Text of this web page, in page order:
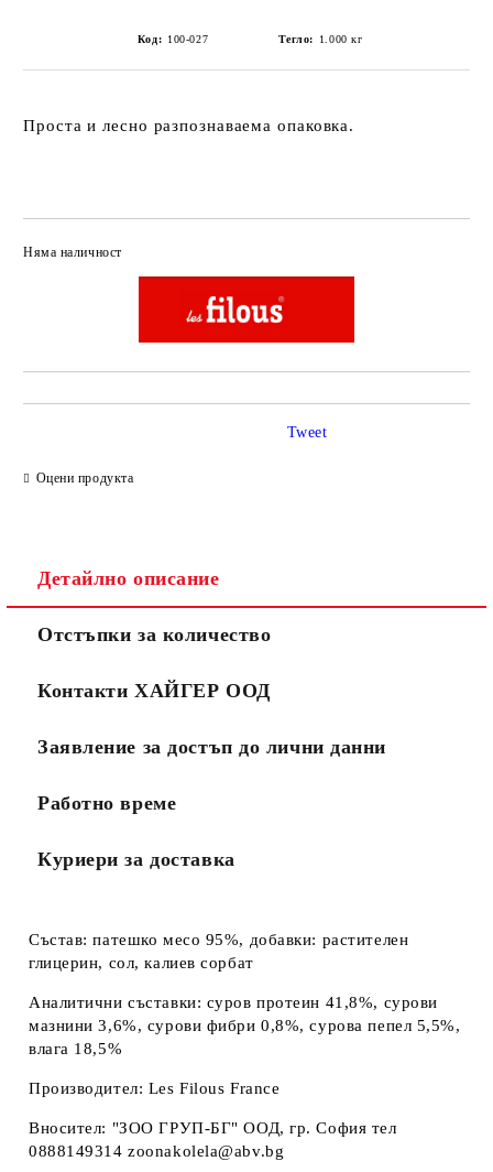
Код: 100-027 Тегло: 1.000 кг
Проста и лесно разпознаваема опаковка.
Няма наличност
Оцени продукта
Tweet
Детайлно описание
Отстъпки за количество
Контакти ХАЙГЕР ООД
Заявление за достъп до лични данни
Работно време
Куриери за доставка
Състав: патешко месо 95%, добавки: растителен
глицерин, сол, калиев сорбат
Аналитични съставки: суров протеин 41,8%, сурови
мазнини 3,6%, сурови фибри 0,8%, сурова пепел 5,5%,
влага 18,5%
Производител: Les Filous France
Вносител: "ЗОО ГРУП-БГ" ООД, гр. София тел
0888149314 zoonakolela@abv.bg